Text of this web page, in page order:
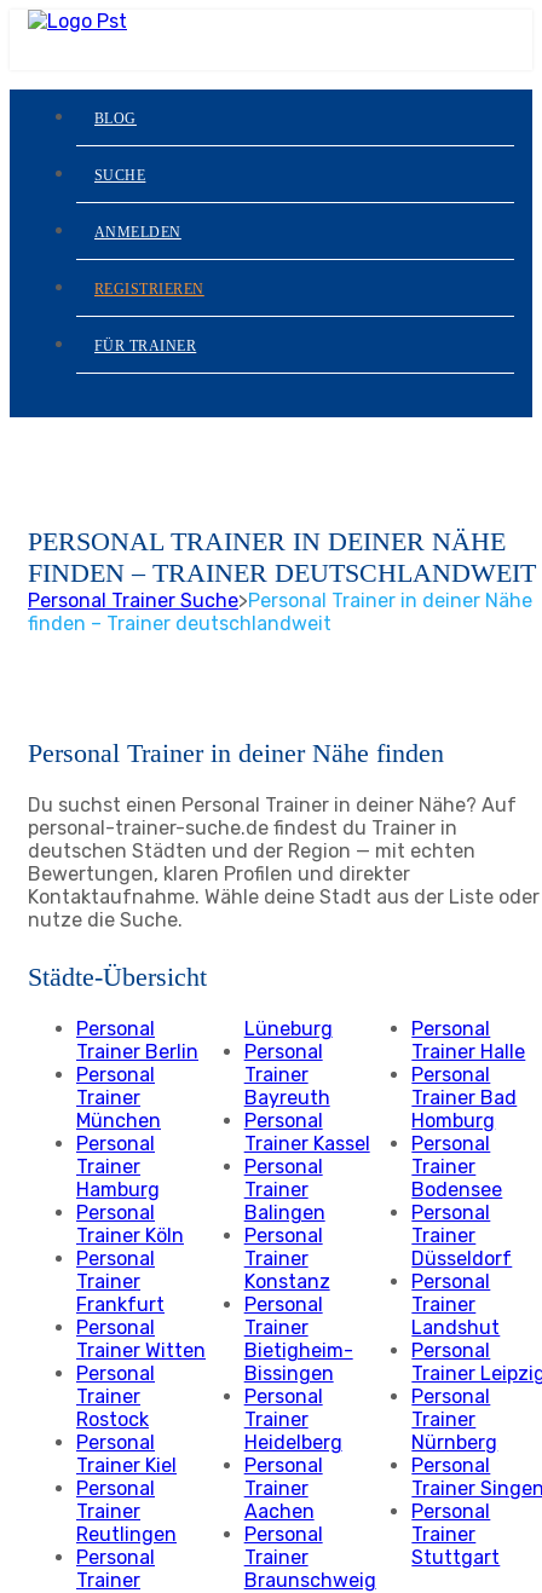
BLOG
SUCHE
ANMELDEN
REGISTRIEREN
FÜR TRAINER
PERSONAL TRAINER IN DEINER NÄHE
FINDEN – TRAINER DEUTSCHLANDWEIT
Personal Trainer Suche>Personal Trainer in deiner Nähe
finden – Trainer deutschlandweit
Personal Trainer in deiner Nähe finden
Du suchst einen Personal Trainer in deiner Nähe? Auf
personal-trainer-suche.de findest du Trainer in
deutschen Städten und der Region — mit echten
Bewertungen, klaren Profilen und direkter
Kontaktaufnahme. Wähle deine Stadt aus der Liste oder
nutze die Suche.
Städte-Übersicht
Personal
Trainer Berlin
Personal
Trainer
München
Personal
Trainer
Hamburg
Personal
Trainer Köln
Personal
Trainer
Frankfurt
Personal
Trainer Witten
Personal
Trainer
Rostock
Personal
Trainer Kiel
Personal
Trainer
Reutlingen
Personal
Trainer
Lüneburg
Personal
Trainer
Bayreuth
Personal
Trainer Kassel
Personal
Trainer
Balingen
Personal
Trainer
Konstanz
Personal
Trainer
Bietigheim-
Bissingen
Personal
Trainer
Heidelberg
Personal
Trainer
Aachen
Personal
Trainer
Braunschweig
Personal
Trainer Halle
Personal
Trainer Bad
Homburg
Personal
Trainer
Bodensee
Personal
Trainer
Düsseldorf
Personal
Trainer
Landshut
Personal
Trainer
Personal
Trainer
Nürnberg
Personal
Trainer
Personal
Trainer
Stuttgart